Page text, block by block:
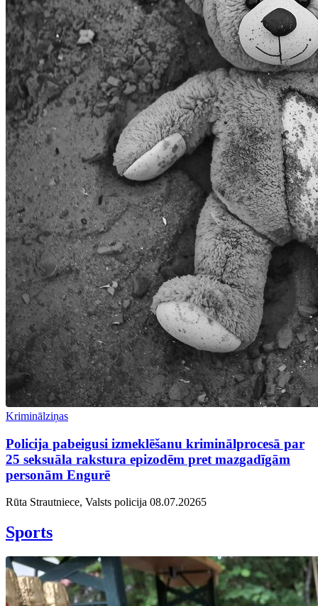
Kriminālziņas
Policija pabeigusi izmeklēšanu kriminālprocesā par
25 seksuāla rakstura epizodēm pret mazgadīgām
personām Engurē
Rūta Strautniece, Valsts policija 08.07.20265
Sports